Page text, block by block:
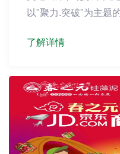
以"聚力.突破"为主题
了解详情